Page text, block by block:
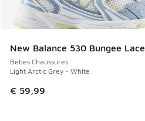
New Balance 530 Bungee Lace
Bebes Chaussures
Light Arctic Grey - White
€ 59,99